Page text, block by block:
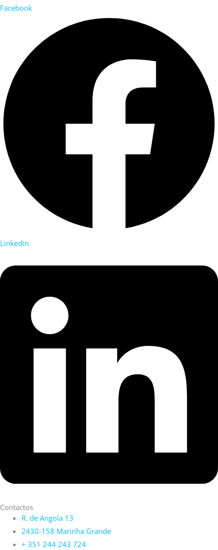
Facebook
Linkedin
Contactos
R. de Angola 13
2430-158 Marinha Grande
+ 351 244 243 724